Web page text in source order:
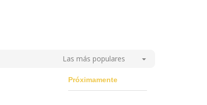
Las más populares
Próximamente